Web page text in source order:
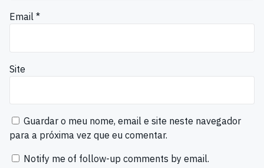
Email *
Site
Guardar o meu nome, email e site neste navegador
para a próxima vez que eu comentar.
Notify me of follow-up comments by email.